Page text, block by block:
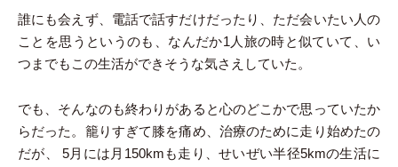
誰にも会えず、電話で話すだけだったり、ただ会いたい人の
ことを思うというのも、なんだか1人旅の時と似ていて、い
つまでもこの生活ができそうな気さえしていた。
でも、そんなのも終わりがあると心のどこかで思っていたか
らだった。籠りすぎて膝を痛め、治療のために走り始めたの
だが、 5月には月150kmも走り、せいぜい半径5kmの生活に